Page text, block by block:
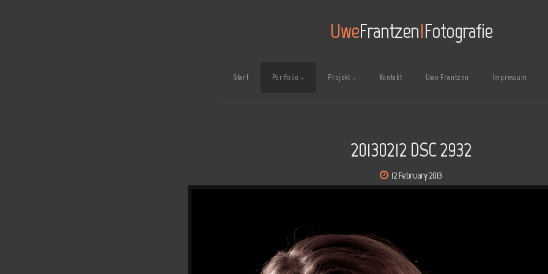
UweFrantzenIFotografie
Start Portfolio Projekt Kontakt Uwe Frantzen Impressum
20130212 DSC 2932
12 February 2013